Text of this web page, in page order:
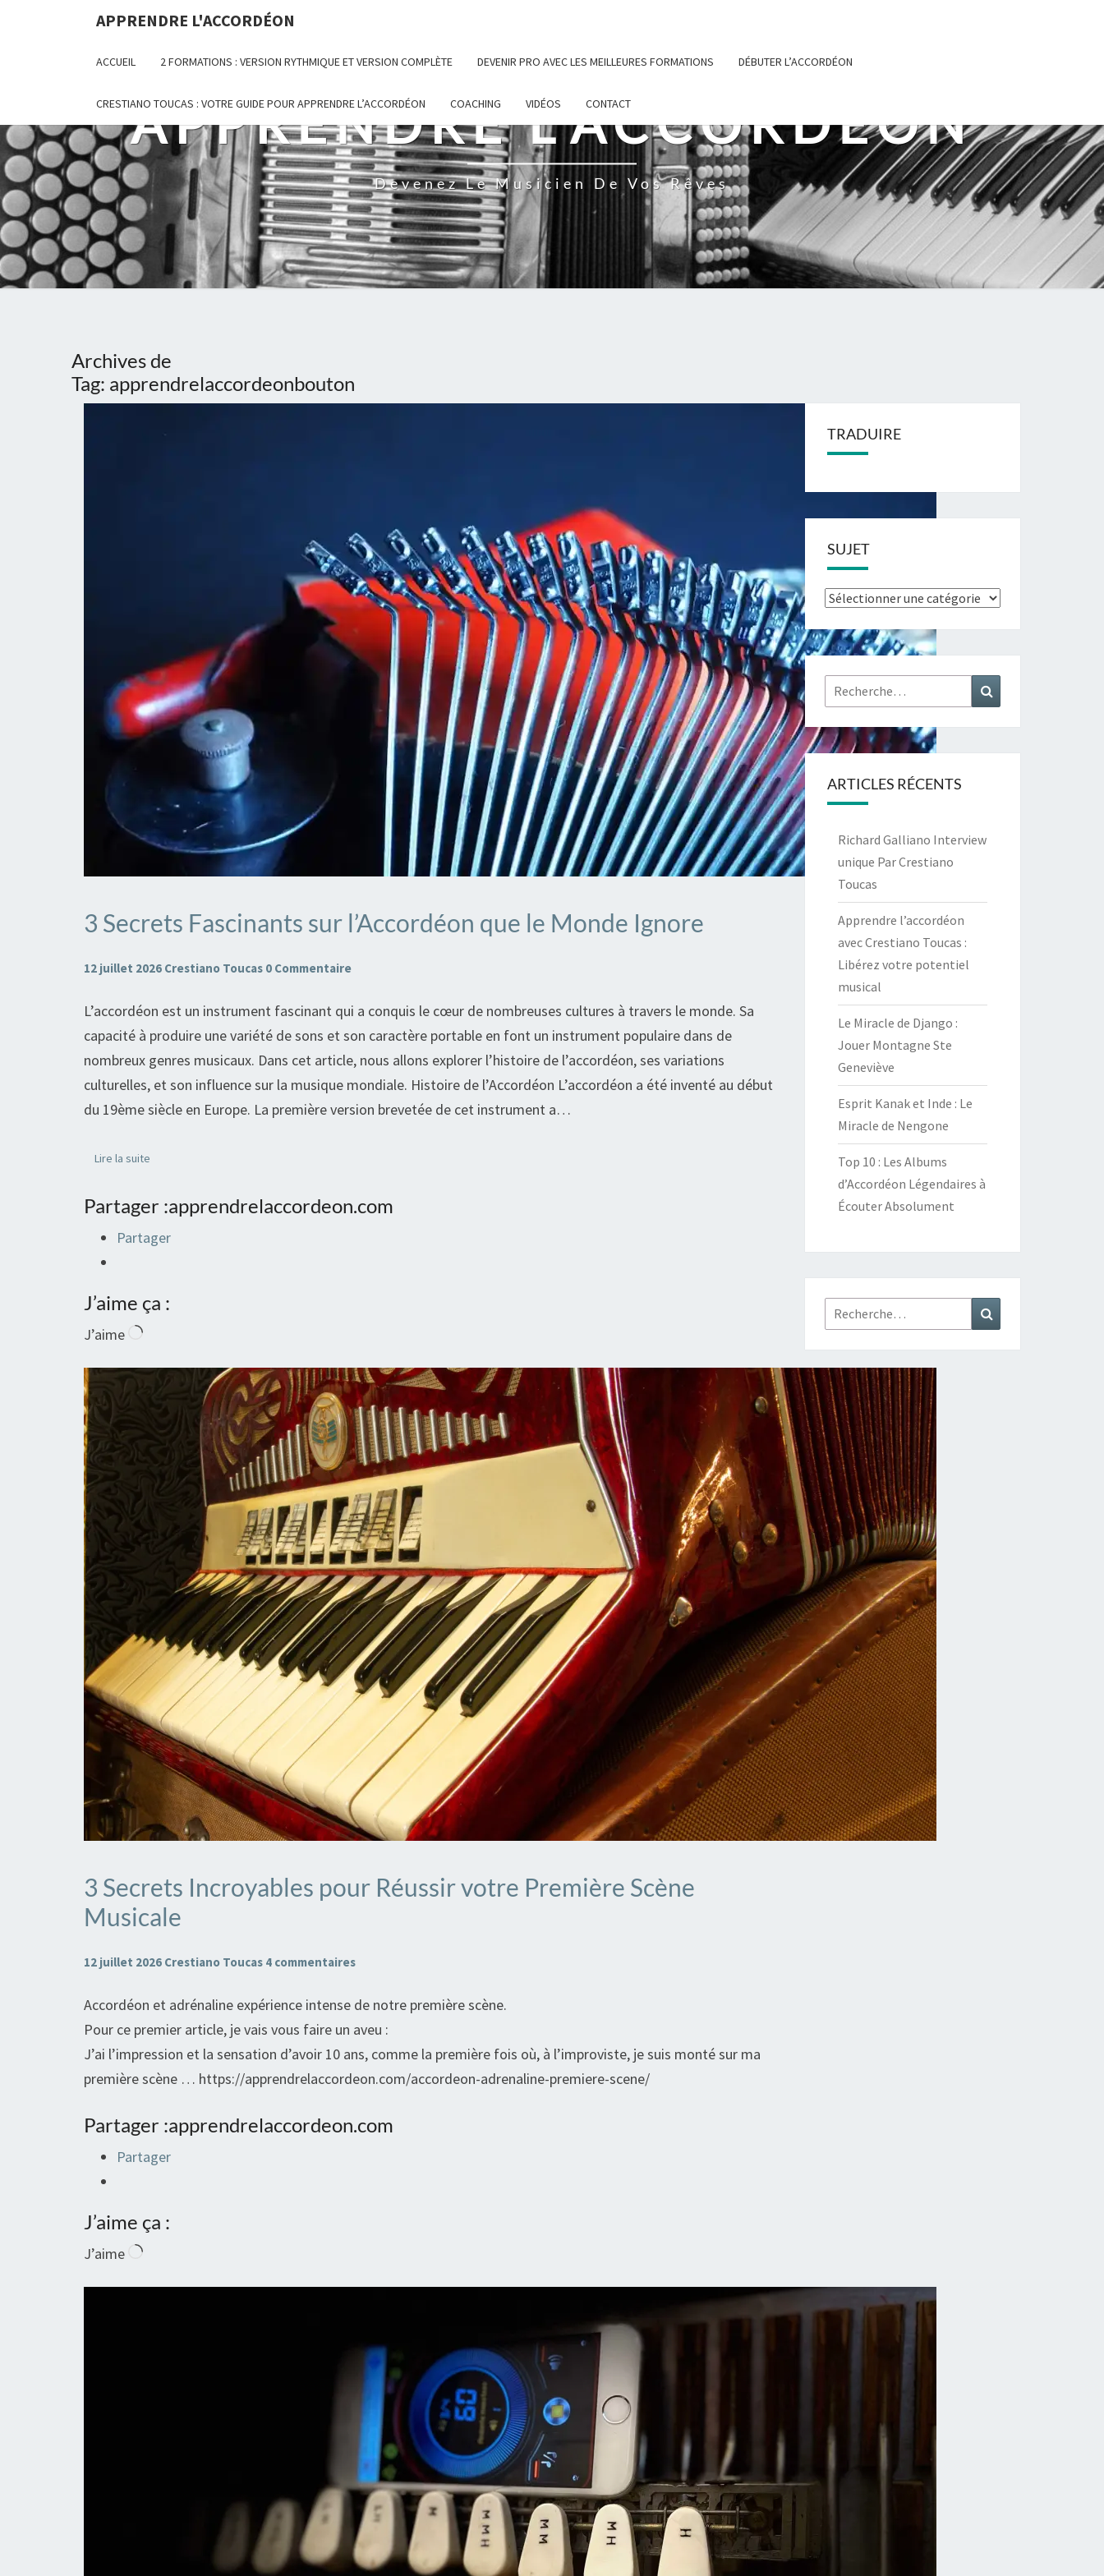
APPRENDRE L'ACCORDÉON
ACCUEIL 2 FORMATIONS : VERSION RYTHMIQUE ET VERSION COMPLÈTE DEVENIR PRO AVEC LES MEILLEURES FORMATIONS DÉBUTER L’ACCORDÉON
CRESTIANO TOUCAS : VOTRE GUIDE POUR APPRENDRE L’ACCORDÉON COACHING VIDÉOS CONTACT
APPRENDRE L'ACCORDÉON
Devenez Le Musicien De Vos Rêves
Archives de
Tag: apprendrelaccordeonbouton
3
Fascinants
l’Accordéon
que
le
Monde
Ignore
3 Secrets Fascinants sur l’Accordéon que le Monde Ignore
12 juillet 2026 Crestiano Toucas Commentaires
0 Commentaire
L’accordéon est un instrument fascinant qui a conquis le cœur de nombreuses cultures à travers le monde. Sa
capacité à produire une variété de sons et son caractère portable en font un instrument populaire dans de
nombreux genres musicaux. Dans cet article, nous allons explorer l’histoire de l’accordéon, ses variations
culturelles, et son influence sur la musique mondiale. Histoire de l’Accordéon L’accordéon a été inventé au début
du 19ème siècle en Europe. La première version brevetée de cet instrument a…
Lire la suite
Partager :apprendrelaccordeon.com
Partager
J’aime ça :
J’aime Chargement…
3
Secrets
Incroyables
pour
votre
Première
Scène
Musicale
3 Secrets Incroyables pour Réussir votre Première Scène
Musicale
12 juillet 2026 Crestiano Toucas Commentaires
4 commentaires
Accordéon et adrénaline expérience intense de notre première scène.
Pour ce premier article, je vais vous faire un aveu :
J’ai l’impression et la sensation d’avoir 10 ans, comme la première fois où, à l’improviste, je suis monté sur ma
première scène … https://apprendrelaccordeon.com/accordeon-adrenaline-premiere-scene/
Partager :apprendrelaccordeon.com
Partager
J’aime ça :
J’aime Chargement…
TRADUIRE
SUJET
Sujet
Rechercher :
ARTICLES RÉCENTS
Richard Galliano Interview
unique Par Crestiano
Toucas
Apprendre l’accordéon
avec Crestiano Toucas :
Libérez votre potentiel
musical
Le Miracle de Django :
Jouer Montagne Ste
Geneviève
Esprit Kanak et Inde : Le
Miracle de Nengone
Top 10 : Les Albums
d’Accordéon Légendaires à
Écouter Absolument
Rechercher :